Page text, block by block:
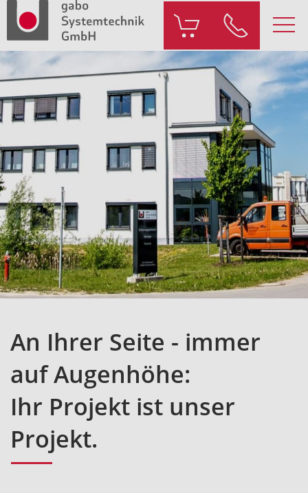
An Ihrer Seite - immer
auf Augenhöhe:
Ihr Projekt ist unser
Projekt.